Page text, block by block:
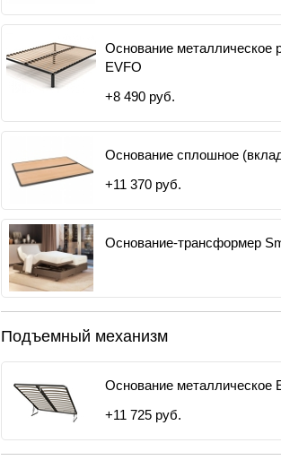
Основание металлическое
EVFO
+8 490 руб.
Основание сплошное
+11 370 руб.
Основание-трансформер
Подъемный механизм
Основание металлическое
+11 725 руб.